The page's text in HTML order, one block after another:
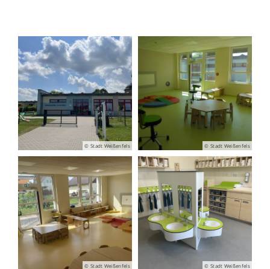
© Stadt Weißenfels © Stadt Weißenfels
© Stadt Weißenfels © Stadt Weißenfels